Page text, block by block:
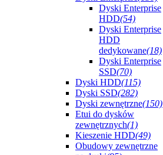
Dyski Enterprise
HDD(54)
Dyski Enterprise
HDD
dedykowane(18)
Dyski Enterprise
SSD(70)
Dyski HDD(115)
Dyski SSD(282)
Dyski zewnętrzne(150)
Etui do dysków
zewnętrznych(1)
Kieszenie HDD(49)
Obudowy zewnętrzne